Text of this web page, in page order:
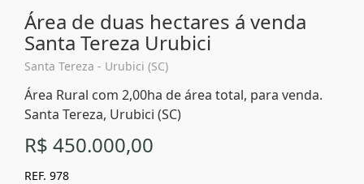
Área de duas hectares á venda
Santa Tereza Urubici
Santa Tereza - Urubici (SC)
Área Rural com 2,00ha de área total, para venda.
Santa Tereza, Urubici (SC)
R$ 450.000,00
REF. 978